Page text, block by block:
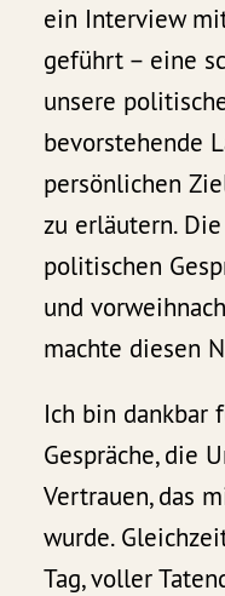
ein Interview
geführt – eine
unsere
bevorstehende
persönlichen
zu erläutern.
politischen
und
machte diesen
Ich bin dankbar
Gespräche, die
Vertrauen, das
wurde.
Tag, voller